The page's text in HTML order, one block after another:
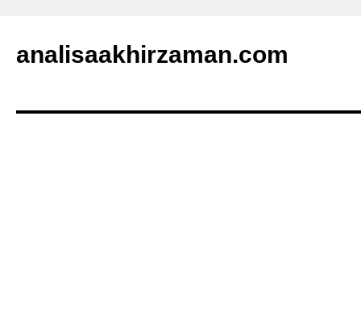
analisaakhirzaman.com